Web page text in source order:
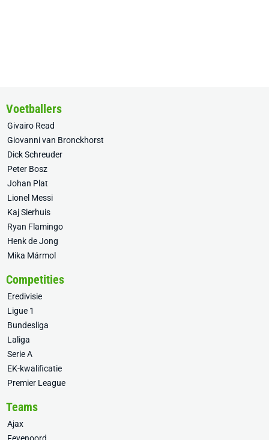
Voetballers
Givairo Read
Giovanni van Bronckhorst
Dick Schreuder
Peter Bosz
Johan Plat
Lionel Messi
Kaj Sierhuis
Ryan Flamingo
Henk de Jong
Mika Mármol
Competities
Eredivisie
Ligue 1
Bundesliga
Laliga
Serie A
EK-kwalificatie
Premier League
Teams
Ajax